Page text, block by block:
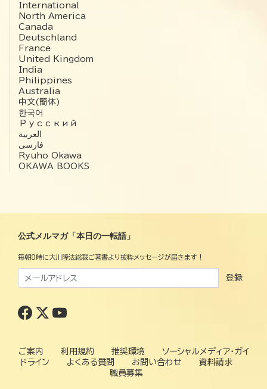
International
North America
Canada
Deutschland
France
United Kingdom
India
Philippines
Australia
中文(簡体)
한국어
Русский
العربية‏
فارسی
Ryuho Okawa
OKAWA BOOKS
公式メルマガ「本日の一転語」
毎朝8時に大川隆法総裁ご著書より抜粋メッセージが届きます！
登録
ご案内 利用規約 推奨環境
ソーシャルメディア・ガイ
ドライン
よくある質問 お問い合わせ
資料請求
職員募集